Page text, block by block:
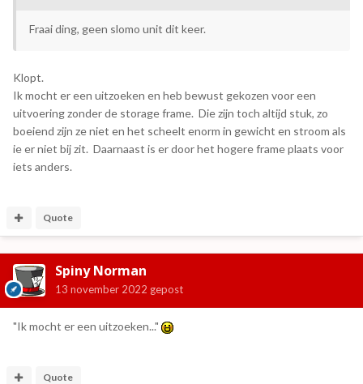
Fraai ding, geen slomo unit dit keer.
Klopt.
Ik mocht er een uitzoeken en heb bewust gekozen voor een
uitvoering zonder de storage frame. Die zijn toch altijd stuk, zo
boeiend zijn ze niet en het scheelt enorm in gewicht en stroom als
ie er niet bij zit. Daarnaast is er door het hogere frame plaats voor
iets anders.
Quote
Spiny Norman
13 november 2022 gepost
"Ik mocht er een uitzoeken..."
Quote